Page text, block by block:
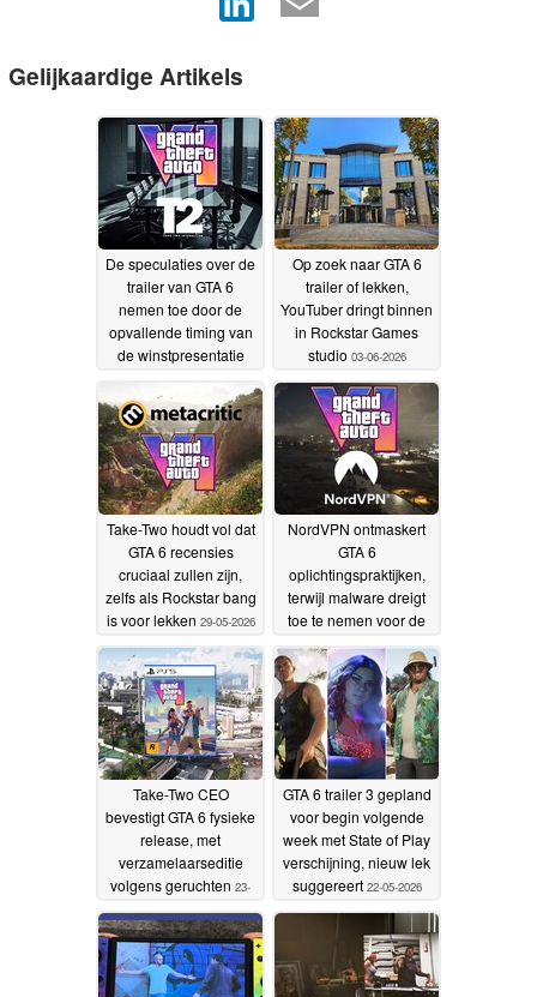
Gelijkaardige Artikels
De speculaties over de
trailer van GTA 6
nemen toe door de
opvallende timing van
de winstpresentatie
augustus10-07-2026
Op zoek naar GTA 6
trailer of lekken,
YouTuber dringt binnen
in Rockstar Games
studio 03-06-2026
Take-Two houdt vol dat
GTA 6 recensies
cruciaal zullen zijn,
zelfs als Rockstar bang
is voor lekken 29-05-2026
NordVPN ontmaskert
GTA 6
oplichtingspraktijken,
terwijl malware dreigt
toe te nemen voor de
releasedatum27-05-2026
Take-Two CEO
bevestigt GTA 6 fysieke
release, met
verzamelaarseditie
volgens geruchten 23-
05-2026
GTA 6 trailer 3 gepland
voor begin volgende
week met State of Play
verschijning, nieuw lek
suggereert 22-05-2026